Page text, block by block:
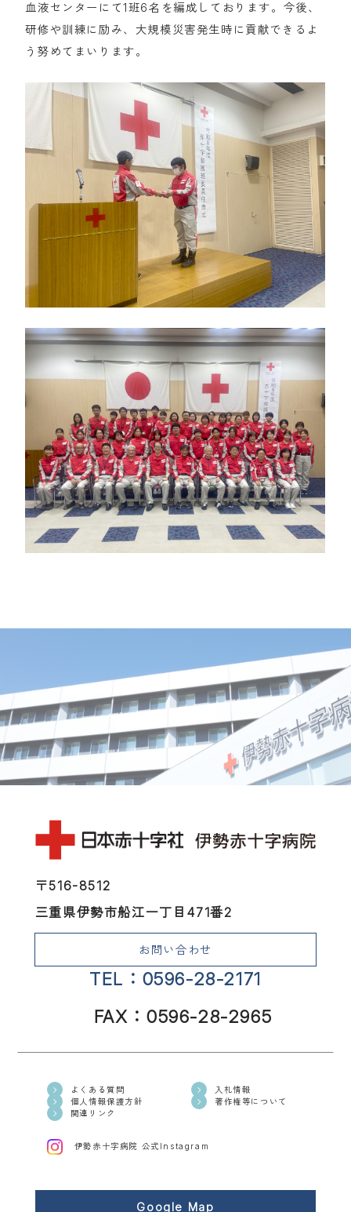
血液センターにて1班6名を編成しております。今後、
研修や訓練に励み、大規模災害発生時に貢献できるよ
う努めてまいります。
〒516-8512
三重県伊勢市船江一丁目471番2
お問い合わせ
TEL：0596-28-2171
FAX：0596-28-2965
よくある質問
入札情報
個人情報保護方針
著作権等について
関連リンク
伊勢赤十字病院 公式Instagram
Google Map